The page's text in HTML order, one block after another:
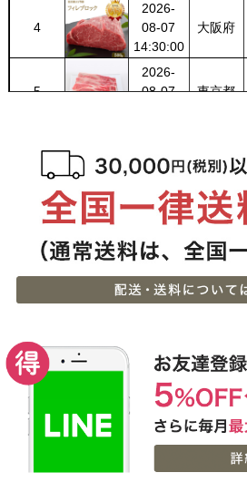
4
2026-
08-07
14:30:00
大阪府
5
2026-
08-07
東京都
08-07
10:54:00
兵庫県
2026-
08-07
10:54:00
兵庫県
2026-
08-07
07:20:00
栃木県
9
22:23:00
2026-
08-06
21:40:00
熊本県
11
08-06
兵庫県